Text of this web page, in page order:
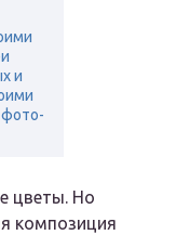
и
фото-
цветы. Но
композиция